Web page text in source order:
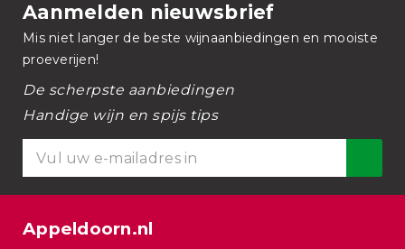
Aanmelden nieuwsbrief
Mis niet langer de beste wijnaanbiedingen en mooiste
proeverijen!
De scherpste aanbiedingen
Handige wijn en spijs tips
Appeldoorn.nl